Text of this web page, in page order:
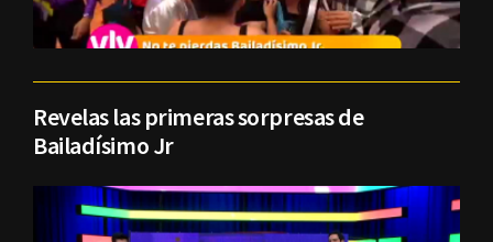
Revelas las primeras sorpresas de
Bailadísimo Jr